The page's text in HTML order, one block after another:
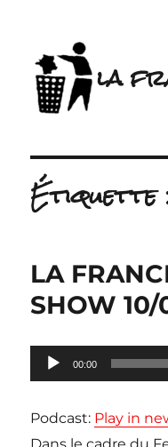
la
LA
SHOW
Lecteur
audio
00:00
Podcast: Play in